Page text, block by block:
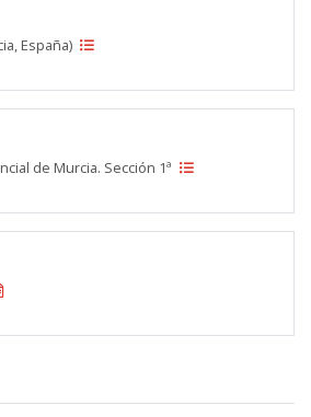
España)
de Murcia. Sección 1ª